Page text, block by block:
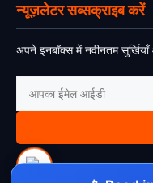
न्यूज़लेटर सब्सक्राइब करें
अपने इनबॉक्स में नवीनतम